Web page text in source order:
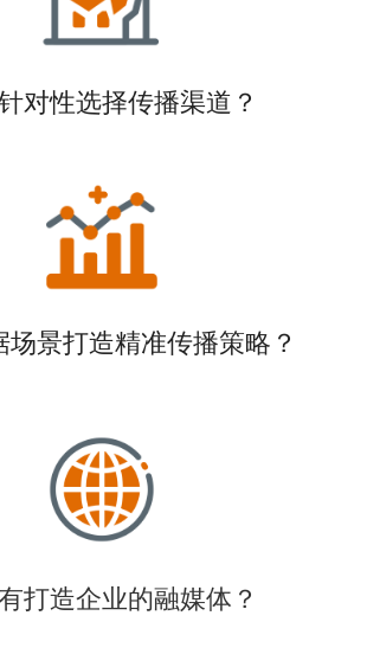
对性选择传播渠道？
景打造精准传播策略？
打造企业的融媒体？